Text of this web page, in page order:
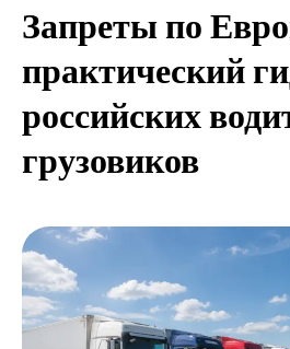
Запреты по
практический
российских
грузовиков